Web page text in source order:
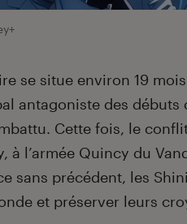
se situe environ 19
antagoniste des débuts
Cette fois, le
à l’armée Quincy du
sans précédent, les
et préserver leurs